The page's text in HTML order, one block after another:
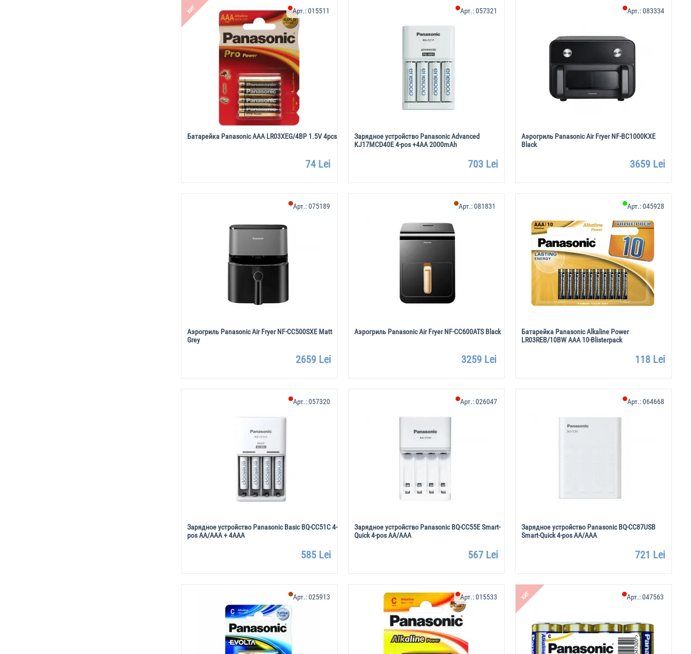
ХИТ
Батарейка Panasonic AAA LR03XEG/4BP 1.5V 4pcs
Арт.:015511
74 Lei
Зарядное устройство Panasonic Advanced
KJ17MCD40E 4-pos +4AA 2000mAh
Арт.:057321
703 Lei
Аэрогриль Panasonic Air Fryer NF-BC1000KXE
Black
Арт.:083334
3659 Lei
Аэрогриль Panasonic Air Fryer NF-CC500SXE Matt
Grey
Арт.:075189
2659 Lei
Аэрогриль Panasonic Air Fryer NF-CC600ATS Black
Арт.:081831
3259 Lei
Батарейка Panasonic Alkaline Power
LR03REB/10BW AAA 10-Blisterpack
Арт.:045928
118 Lei
Зарядное устройство Panasonic Basic BQ-CC51C 4-
pos AA/AAA + 4AAA
Арт.:057320
585 Lei
Зарядное устройство Panasonic BQ-CC55E Smart-
Quick 4-pos AA/AAA
Арт.:026047
567 Lei
Зарядное устройство Panasonic BQ-CC87USB
Smart-Quick 4-pos AA/AAA
Арт.:064668
721 Lei
Арт.:025913 Арт.:015533 ХИТ Арт.:047563